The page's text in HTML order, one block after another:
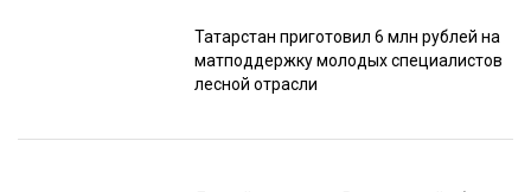
Татарстан приготовил 6 млн рублей на
матподдержку молодых специалистов
лесной отрасли